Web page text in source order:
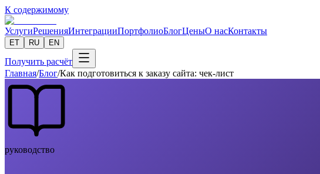
К содержимому
УслугиРешенияИнтеграцииПортфолиоБлогЦеныО насКонтакты
ET RU EN
Получить расчёт
Главная/Блог/Как подготовиться к заказу сайта: чек-лист
руководство